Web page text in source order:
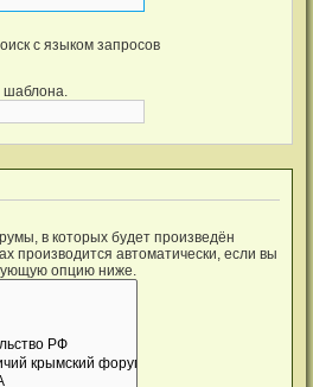
с языком запросов
шаблона.
в которых будет произведён
производится автоматически, если вы
опцию ниже.